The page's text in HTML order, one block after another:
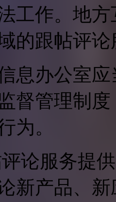
工作。地
的跟帖评
息办公室
督管理制
为。
论服务提
新产品、